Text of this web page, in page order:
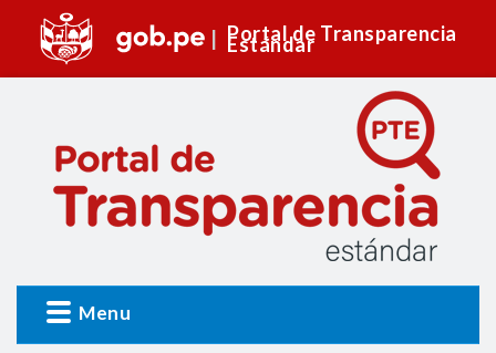
Portal de Transparencia
Estándar
Menu